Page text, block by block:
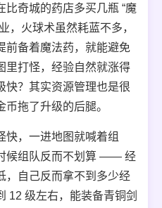
奇城的药店多买几瓶 “魔
，火球术虽然耗蓝不多，
前备着魔法药，就能避免
里打怪，经验自然就涨得
快？其实资源管理也是很
拖了升级的后腿。
快，一进地图就喊着组
候组队反而不划算 —— 经
，自己反而拿不到多少经
12 级左右，能装备青铜剑